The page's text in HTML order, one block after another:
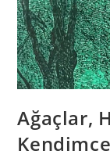
Ağaçlar,